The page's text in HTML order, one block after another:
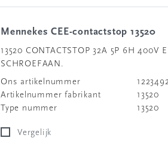
Mennekes CEE-contactstop 13520
13520 CONTACTSTOP 32A 5P 6H 400V
SCHROEFAAN.
Ons artikelnummer
Artikelnummer fabrikant
13520
Type nummer
13520
Vergelijk